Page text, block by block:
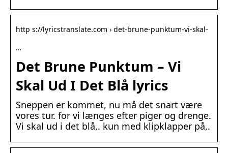
http s://lyricstranslate.com › det-brune-punktum-vi-skal-
…
Det Brune Punktum – Vi
Skal Ud I Det Blå lyrics
Sneppen er kommet, nu må det snart være
vores tur. for vi længes efter piger og drenge.
Vi skal ud i det blå,. kun med klipklapper på,.